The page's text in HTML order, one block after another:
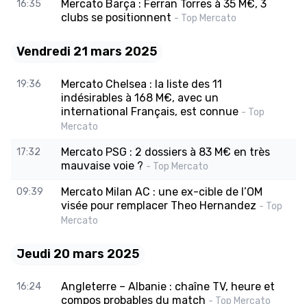
16:35
Mercato Barça : Ferran Torres à 35 M€, 3
clubs se positionnent - Top Mercato
Vendredi 21 mars 2025
19:36
Mercato Chelsea : la liste des 11
indésirables à 168 M€, avec un
international Français, est connue - Top
Mercato
17:32
Mercato PSG : 2 dossiers à 83 M€ en très
mauvaise voie ? - Top Mercato
09:39
Mercato Milan AC : une ex-cible de l’OM
visée pour remplacer Theo Hernandez - Top
Mercato
Jeudi 20 mars 2025
16:24
Angleterre – Albanie : chaîne TV, heure et
compos probables du match - Top Mercato